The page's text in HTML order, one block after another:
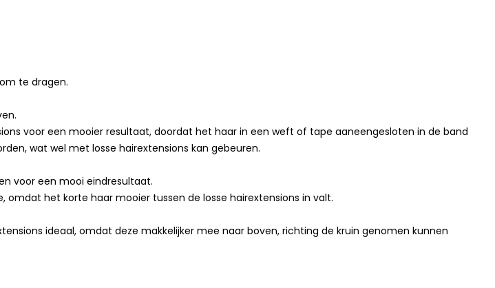
te dragen.
voor een mooier resultaat, doordat het haar in een weft of tape aaneengesloten in de band
wat wel met losse hairextensions kan gebeuren.
voor een mooi eindresultaat.
het korte haar mooier tussen de losse hairextensions in valt.
ideaal, omdat deze makkelijker mee naar boven, richting de kruin genomen kunnen